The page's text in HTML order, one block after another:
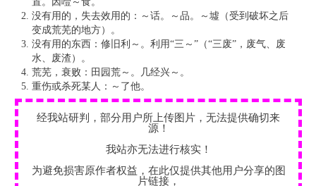
没有用的，失去效用的：～话。～品。～墟（受到破坏之后
变成荒芜的地方）。
没有用的东西：修旧利～。利用“三～”（“三废”，废气、废
水、废渣）。
荒芜，衰败：田园荒～。几经兴～。
重伤或杀死某人：～了他。
经我站研判，部分用户所上传图片，无法提供确切来
源！
我站亦无法进行核实！
为避免损害原作者权益，在此仅提供其他用户分享的图
片链接，